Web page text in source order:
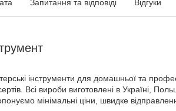
Запитання та відповіді Відгуки
інструменти для домашньої та
Всі вироби виготовлені в Україні,
мінімальні ціни, швидке